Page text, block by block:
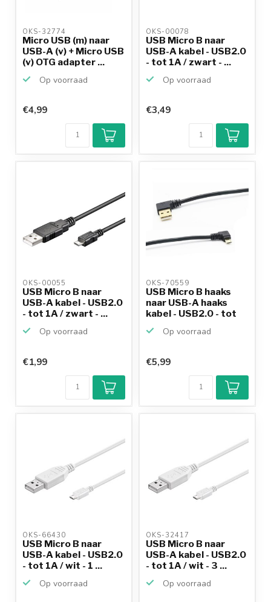
OKS-32774
Micro USB (m) naar
USB-A (v) + Micro USB
(v) OTG adapter ...
Op voorraad
€4,99
OKS-00078
USB Micro B naar
USB-A kabel - USB2.0
- tot 1A / zwart - ...
Op voorraad
€3,49
OKS-00055
USB Micro B naar
USB-A kabel - USB2.0
- tot 1A / zwart - ...
Op voorraad
€1,99
OKS-70559
USB Micro B haaks
naar USB-A haaks
kabel - USB2.0 - tot
Op voorraad
9,2/10
Achteraf
betalen mogelijk
€5,99
OKS-66430
USB Micro B naar
USB-A kabel - USB2.0
- tot 1A / wit - 1 ...
Op voorraad
OKS-32417
USB Micro B naar
USB-A kabel - USB2.0
- tot 1A / wit - 3 ...
Op voorraad